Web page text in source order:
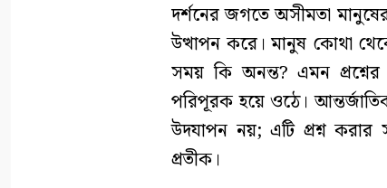
দর্শনের জগতে অসীমতা মানুষের
উত্থাপন করে। মানুষ কোথা
সময় কি অনন্ত? এমন
পরিপূরক হয়ে ওঠে।
উদযাপন নয়; এটি প্রশ্ন করার
প্রতীক।